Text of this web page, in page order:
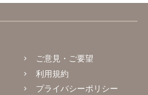
ご意見・ご要望
利用規約
プライバシーポリシー